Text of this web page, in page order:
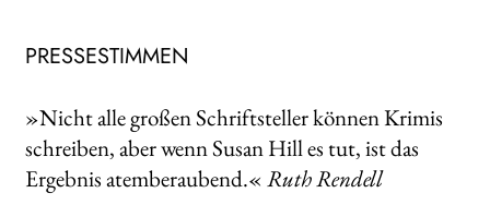
PRESSESTIMMEN
»Nicht alle großen Schriftsteller können Krimis
schreiben, aber wenn Susan Hill es tut, ist das
Ergebnis atemberaubend.« Ruth Rendell